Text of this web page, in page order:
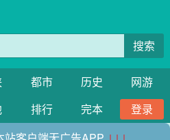
搜索
都市 历史
网游
排行 完本
登录
↓↓↓